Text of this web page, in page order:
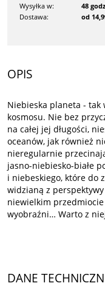
Wysyłka w:
48
Dostawa:
od
Cena nie zawiera
OPIS
Niebieska planeta - tak
kosmosu. Nie bez
na całej jej długości,
oceanów, jak również
nieregularnie
jasno-niebiesko-białe
i niebeskiego, które do
widzianą z
niewielkim
wyobraźni… Warto z
DANE